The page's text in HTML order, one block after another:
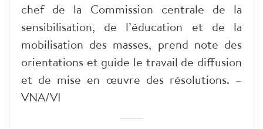
chef de la Commission centrale de la
sensibilisation, de l’éducation et de la
mobilisation des masses, prend note des
orientations et guide le travail de diffusion
et de mise en œuvre des résolutions. –
VNA/VI